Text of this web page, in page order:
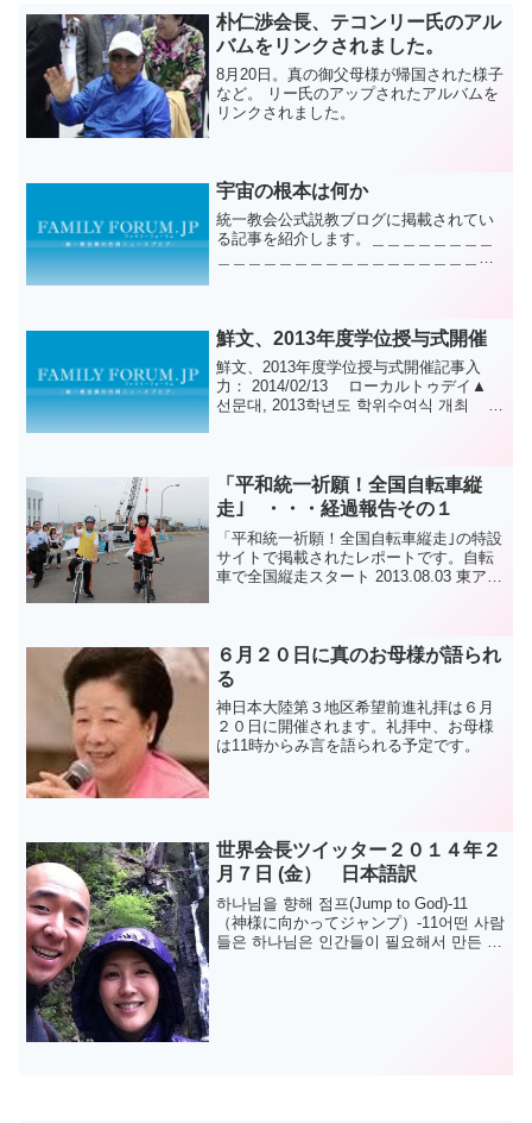
朴仁渉会長、テコンリー氏のアル
バムをリンクされました。
8月20日。真の御父母様が帰国された様子
など。 リー氏のアップされたアルバムを
リンクされました。
宇宙の根本は何か
統一教会公式説教ブログに掲載されてい
る記事を紹介します。＿＿＿＿＿＿＿＿
＿＿＿＿＿＿＿＿＿＿＿＿＿＿＿＿＿＿
度、神様に...
鮮文、2013年度学位授与式開催
鮮文、2013年度学位授与式開催記事入
力： 2014/02/13 ローカルトゥデイ▲
선문대, 2013학년도 학위수여식 개최 ©
「平和統一祈願！全国自転車縦
走｣ ・・・経過報告その１
「平和統一祈願！全国自転車縦走｣の特設
サイトで掲載されたレポートです。自転
車で全国縦走スタート 2013.08.03 東アジ
ジェクト...
６月２０日に真のお母様が語られ
る
神日本大陸第３地区希望前進礼拝は６月
２０日に開催されます。礼拝中、お母様
は11時からみ言を語られる予定です。
世界会長ツイッター２０１４年２
月７日 (金） 日本語訳
하나님을 향해 점프(Jump to God)-11
（神様に向かってジャンプ）-11어떤 사람
들은 하나님은 인간들이 필요해서 만든 도